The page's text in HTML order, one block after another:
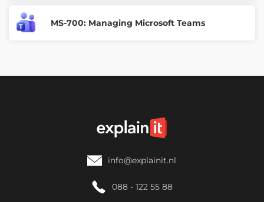
Beschikbare trainingslocaties
MS-700: Managing Microsoft Teams
info@explainit.nl
088 - 122 55 88